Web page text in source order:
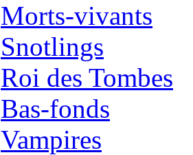
Morts-vivants
Snotlings
Roi des Tombes
Bas-fonds
Vampires